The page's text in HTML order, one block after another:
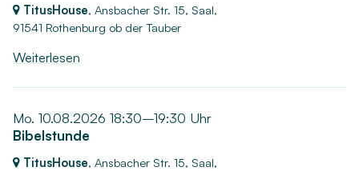
TitusHouse, Ansbacher Str. 15, Saal,
91541 Rothenburg ob der Tauber
Weiterlesen
Mo. 10.08.2026 18:30–19:30 Uhr
Bibelstunde
TitusHouse, Ansbacher Str. 15, Saal,